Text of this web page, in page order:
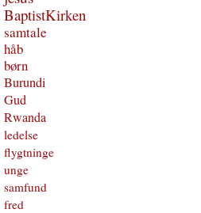
BaptistKirken
samtale
håb
børn
Burundi
Gud
Rwanda
ledelse
flygtninge
unge
samfund
fred